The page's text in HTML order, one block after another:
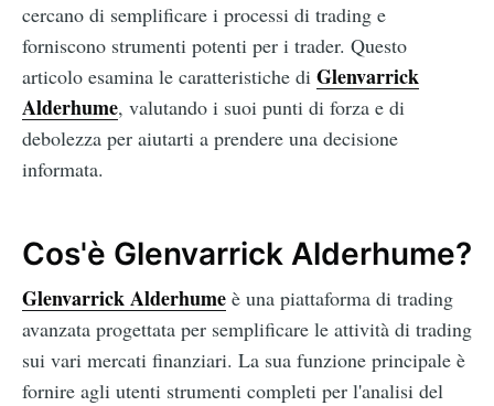
cercano di semplificare i processi di trading e
forniscono strumenti potenti per i trader. Questo
articolo esamina le caratteristiche di Glenvarrick
Alderhume, valutando i suoi punti di forza e di
debolezza per aiutarti a prendere una decisione
informata.
Cos'è Glenvarrick Alderhume?
Glenvarrick Alderhume è una piattaforma di trading
avanzata progettata per semplificare le attività di trading
sui vari mercati finanziari. La sua funzione principale è
fornire agli utenti strumenti completi per l'analisi del